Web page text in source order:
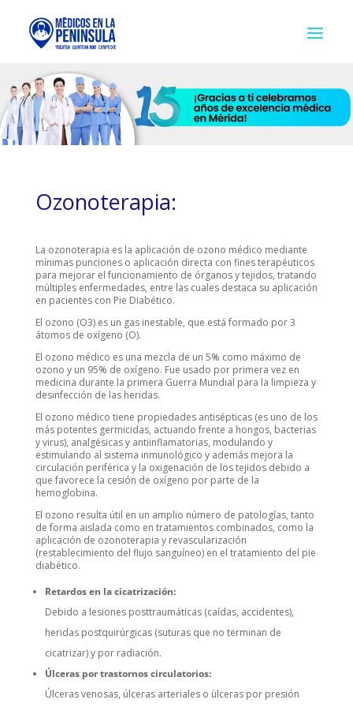
Ozonoterapia:
La ozonoterapia es la aplicación de ozono médico mediante
mínimas punciones o aplicación directa con fines terapéuticos
para mejorar el funcionamiento de órganos y tejidos, tratando
múltiples enfermedades, entre las cuales destaca su aplicación
en pacientes con Pie Diabético.
El ozono (O3) es un gas inestable, que está formado por 3
átomos de oxígeno (O).
El ozono médico es una mezcla de un 5% como máximo de
ozono y un 95% de oxígeno. Fue usado por primera vez en
medicina durante la primera Guerra Mundial para la limpieza y
desinfección de las heridas.
El ozono médico tiene propiedades antisépticas (es uno de los
más potentes germicidas, actuando frente a hongos, bacterias
y virus), analgésicas y antiinflamatorias, modulando y
estimulando al sistema inmunológico y además mejora la
circulación periférica y la oxigenación de los tejidos debido a
que favorece la cesión de oxígeno por parte de la
hemoglobina.
El ozono resulta útil en un amplio número de patologías, tanto
de forma aislada como en tratamientos combinados, como la
aplicación de ozonoterapia y revascularización
(restablecimiento del flujo sanguíneo) en el tratamiento del pie
diabético.
Retardos en la cicatrización:
Debido a lesiones posttraumáticas (caídas, accidentes),
heridas postquirúrgicas (suturas que no terminan de
cicatrizar) y por radiación.
Úlceras por trastornos circulatorios:
Úlceras venosas, úlceras arteriales o ùlceras por presión